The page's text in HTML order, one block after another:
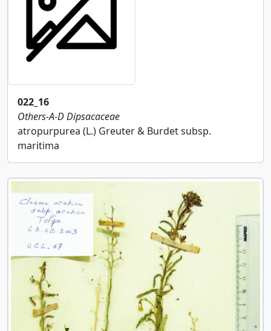
022_16
Others-A-DDipsacaceae
atropurpurea (L.) Greuter & Burdet subsp.
maritima